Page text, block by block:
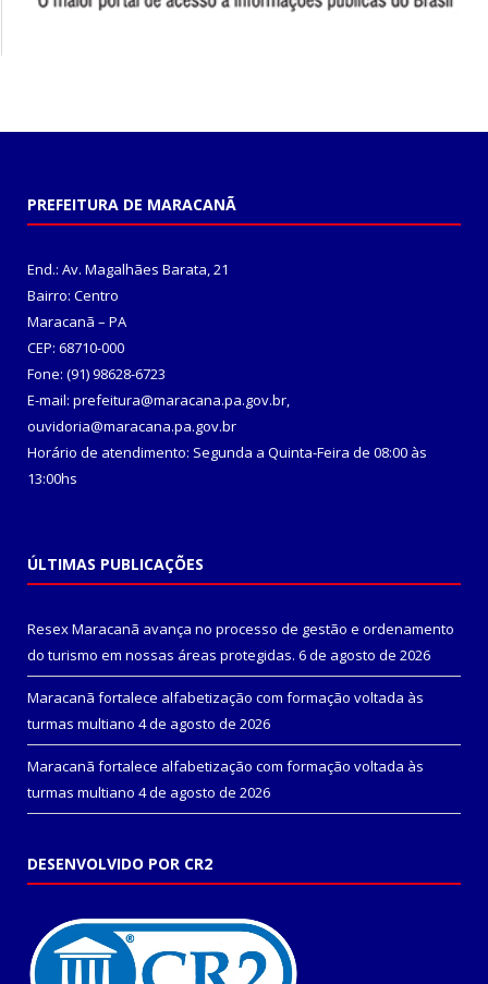
PREFEITURA DE MARACANÃ
End.: Av. Magalhães Barata, 21
Bairro: Centro
Maracanã – PA
CEP: 68710-000
Fone: (91) 98628-6723
E-mail: prefeitura@maracana.pa.gov.br,
ouvidoria@maracana.pa.gov.br
Horário de atendimento: Segunda a Quinta-Feira de 08:00 às
13:00hs
ÚLTIMAS PUBLICAÇÕES
Resex Maracanã avança no processo de gestão e ordenamento
do turismo em nossas áreas protegidas. 6 de agosto de 2026
Maracanã fortalece alfabetização com formação voltada às
turmas multiano 4 de agosto de 2026
Maracanã fortalece alfabetização com formação voltada às
turmas multiano 4 de agosto de 2026
DESENVOLVIDO POR CR2